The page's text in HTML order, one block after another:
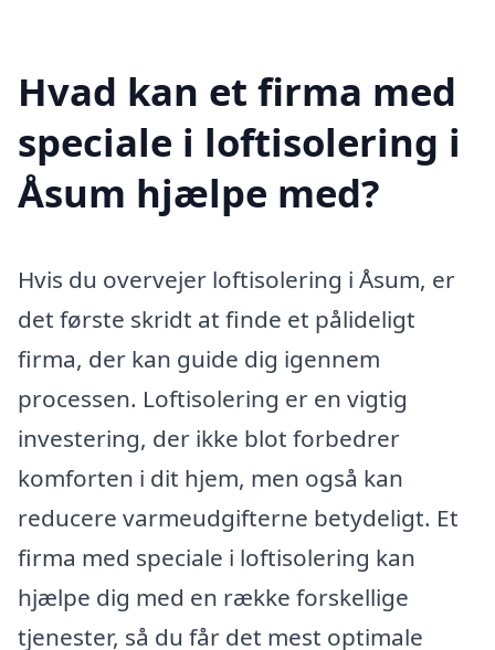
Hvad kan et firma med
speciale i loftisolering i
Åsum hjælpe med?
Hvis du overvejer loftisolering i Åsum, er
det første skridt at finde et pålideligt
firma, der kan guide dig igennem
processen. Loftisolering er en vigtig
investering, der ikke blot forbedrer
komforten i dit hjem, men også kan
reducere varmeudgifterne betydeligt. Et
firma med speciale i loftisolering kan
hjælpe dig med en række forskellige
tjenester, så du får det mest optimale